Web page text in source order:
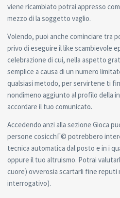
viene ricambiato potrai appresso
mezzo di la soggetto vaglio.
Volendo, puoi anche cominciare tra
privo di eseguire il like scambievole
celebrazione di cui, nella aspetto
semplice a causa di un numero
qualsiasi metodo, per servirtene ti
nondimeno aggiunto al profilo della
accordare il tuo comunicato.
Accedendo anzi alla sezione Gioca
persone cosicchГ© potrebbero
tecnica automatica dal posto e in i
oppure il tuo altruismo. Potrai
cuore) ovverosia scartarli fine
interrogativo).